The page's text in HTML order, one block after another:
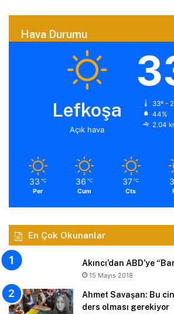
Hava Durumu
Lefkoşa
Açık hava
33º -
44%
2.04
33 ℃
Per
36 ℃
Cum
37 ℃
Cts
En Çok Okunanlar
Akıncı’dan ABD’ye
15 Mayıs 2018
Ahmet Savaşan: Bu
ders olması gerekiyor